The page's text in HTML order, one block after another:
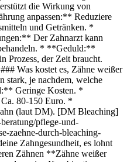
die Wirkung von
anpassen:** Reduziere
und Getränken. *
Der Zahnarzt kann
* **Geduld:**
Prozess, der Zeit braucht.
Was kostet es, Zähne weißer
stark, je nachdem, welche
Geringe Kosten. *
80-150 Euro. *
(laut DM). [DM Bleaching]
pflege-und-
zaehne-durch-bleaching-
Zahngesundheit, es lohnt
Zähnen **Zähne weißer